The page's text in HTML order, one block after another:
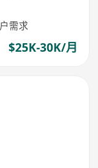
需求
$25K-30K/月